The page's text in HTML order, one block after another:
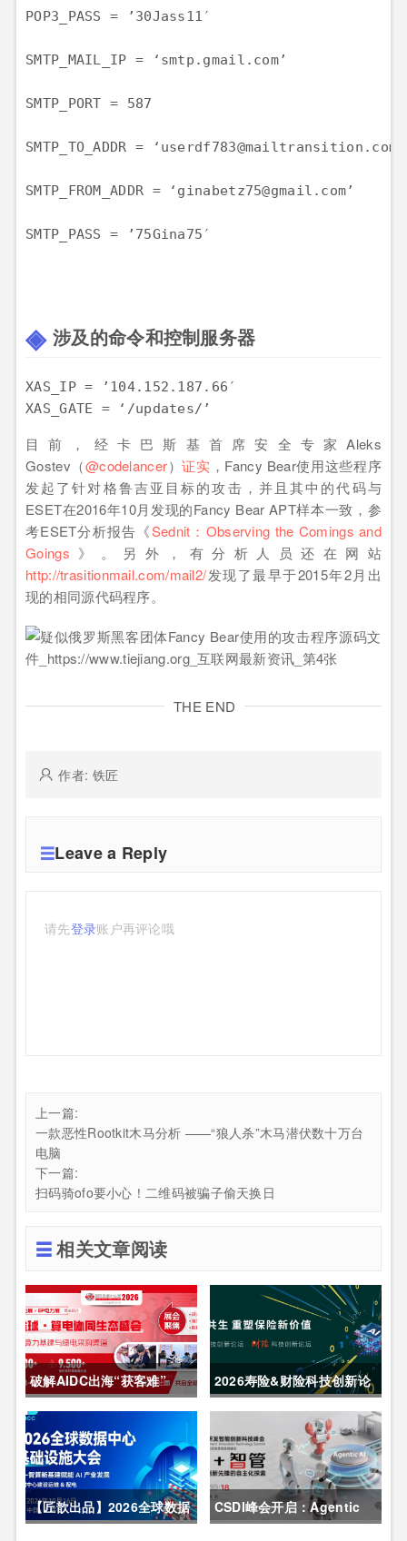
POP3_PASS = ’30Jass11′
SMTP_MAIL_IP = ‘smtp.gmail.com’
SMTP_PORT = 587
SMTP_TO_ADDR = ‘userdf783@mailtransition.com’
SMTP_FROM_ADDR = ‘ginabetz75@gmail.com’
SMTP_PASS = ’75Gina75′
涉及的命令和控制服务器
XAS_IP = ’104.152.187.66′
XAS_GATE = ‘/updates/’
目前，经卡巴斯基首席安全专家Aleks
Gostev（@codelancer）证实 ，Fancy Bear使用这些程序
发起了针对格鲁吉亚目标的攻击，并且其中的代码与
ESET在2016年10月发现的Fancy Bear APT样本一致，参
考ESET分析报告《Sednit：Observing the Comings and
Goings 》。另外，有分析人员还在网站
http://trasitionmail.com/mail2/发现了最早于2015年2月出
现的相同源代码程序。
THE END
作者: 铁匠
Leave a Reply
请先登录账户再评论哦
上一篇:
一款恶性Rootkit木马分析 ——“狼人杀”木马潜伏数十万台
电脑
下一篇:
扫码骑ofo要小心！二维码被骗子偷天换日
相关文章阅读
破解AIDC出海“获客难”
CDCE2026数据中心展
以“算电协同”重构全球算力
供应链
2026寿险&财险科技创新论
坛圆满举办
【匠歆出品】2026全球数据
CSDI峰会开启：Agentic